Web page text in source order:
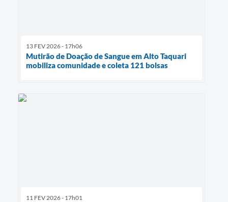
13 FEV 2026 - 17h06
Mutirão de Doação de Sangue em Alto Taquari
mobiliza comunidade e coleta 121 bolsas
11 FEV 2026 - 17h01